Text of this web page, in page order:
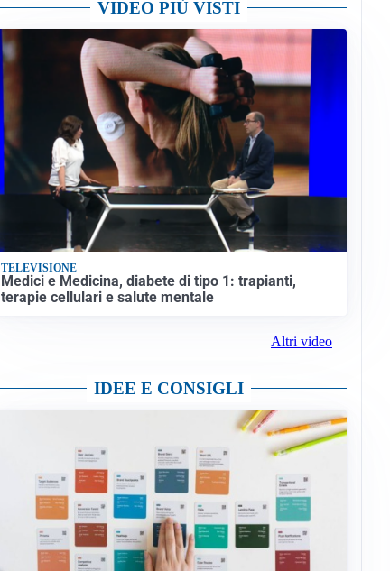
VIDEO PIÙ VISTI
TELEVISIONE
Medici e Medicina, diabete di tipo 1: trapianti,
terapie cellulari e salute mentale
Altri video
IDEE E CONSIGLI